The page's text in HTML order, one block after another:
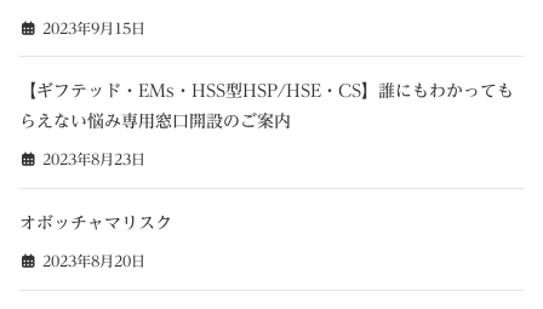
2023年9月15日
【ギフテッド・EMs・HSS型HSP/HSE・CS】誰にもわかっても
らえない悩み専用窓口開設のご案内
2023年8月23日
オボッチャマリスク
2023年8月20日